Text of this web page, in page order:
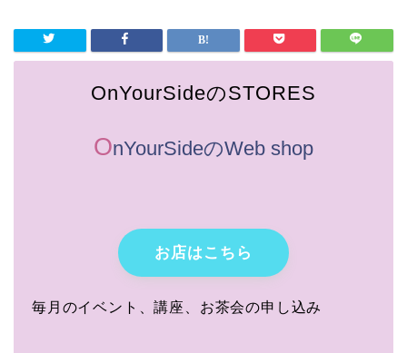
OnYourSideのSTORES
OnYourSideのWeb shop
お店はこちら
毎月のイベント、講座、お茶会の申し込み